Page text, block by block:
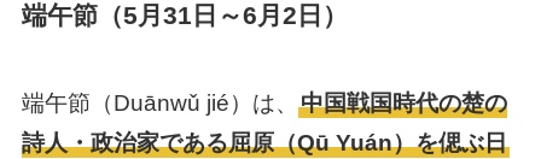
端午節（5月31日～6月2日）
端午節（Duānwǔ jié）は、 中国戦国時代の楚の
詩人・政治家である屈原（Qū Yuán）を偲ぶ日